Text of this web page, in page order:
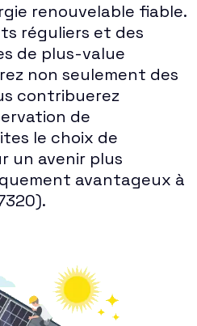
renouvelable fiable.
réguliers et des
de plus-value
non seulement des
contribuerez
de
le choix de
un avenir plus
avantageux à